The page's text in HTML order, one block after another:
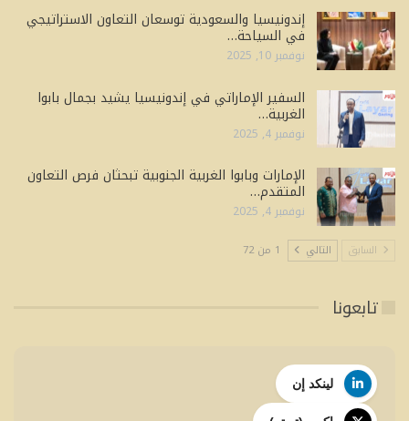
إندونيسيا والسعودية توسعان التعاون الاستراتيجي
في السياحة…
نوفمبر 10, 2025
السفير الإماراتي في إندونيسيا يشيد بجمال بابوا
الغربية…
نوفمبر 4, 2025
الإمارات وبابوا الغربية الجنوبية تبحثان فرص التعاون
المتقدم…
نوفمبر 4, 2025
السابق التالي 1 من 72
تابعونا
لينكد إن